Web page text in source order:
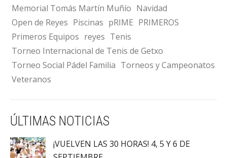
Memorial Tomás Martín Muñío Navidad
Open de Reyes Piscinas pRIME PRIMEROS
Primeros Equipos reyes Tenis
Torneo Internacional de Tenis de Getxo
Torneo Social Pádel Familia Torneos y Campeonatos
Veteranos
ÚLTIMAS NOTICIAS
¡VUELVEN LAS 30 HORAS! 4, 5 Y 6 DE